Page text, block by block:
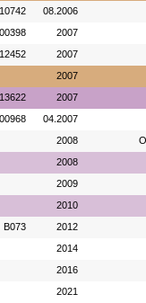
08.2006
2007
2007
2007
2007
04.2007
2008
2008
2009
2010
B073 2012
2014
2016
2021